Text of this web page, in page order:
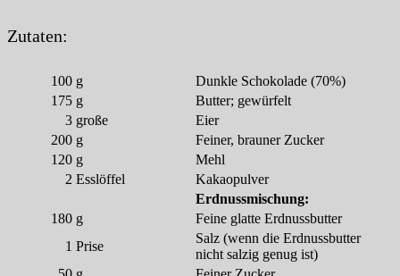
Zutaten:
100 g
Dunkle Schokolade (70%)
175 g
Butter; gewürfelt
3 große
Eier
200 g
Feiner, brauner Zucker
120 g
Mehl
2 Esslöffel
Kakaopulver
Erdnussmischung:
180 g
Feine glatte Erdnussbutter
1 Prise
Salz (wenn die Erdnussbutter
nicht salzig genug ist)